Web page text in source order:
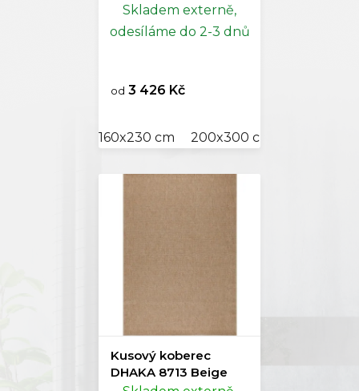
Skladem externě,
odesíláme do 2-3 dnů
od 3 426 Kč
160x230 cm 200x300 cm
Kusový koberec
DHAKA 8713 Beige